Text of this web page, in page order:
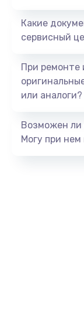
Какие
сервисный
При ремонте
или аналоги?
Возможен ли
Могу при нем